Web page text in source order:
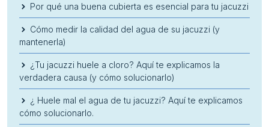
Por qué una buena cubierta es esencial para tu jacuzzi
Cómo medir la calidad del agua de su jacuzzi (y
mantenerla)
¿Tu jacuzzi huele a cloro? Aquí te explicamos la
verdadera causa (y cómo solucionarlo)
¿ Huele mal el agua de tu jacuzzi? Aquí te explicamos
cómo solucionarlo.